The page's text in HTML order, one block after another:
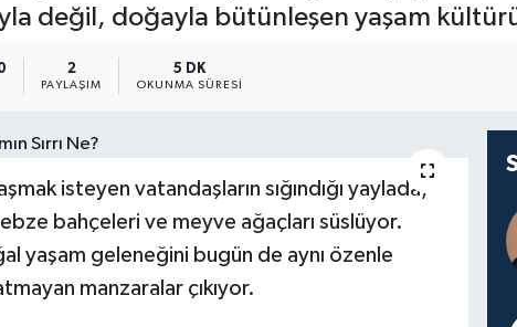
değil, doğayla bütünleşen yaşam
2
PAYLAŞIM
5 DK
OKUNMA SÜRESI
isteyen vatandaşların sığındığı yaylada,
bahçeleri ve meyve ağaçları süslüyor.
yaşam geleneğini bugün de aynı özenle
manzaralar çıkıyor.